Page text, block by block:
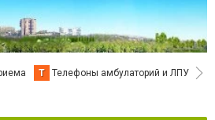
Т Телефоны амбулаторий и ЛПУ В